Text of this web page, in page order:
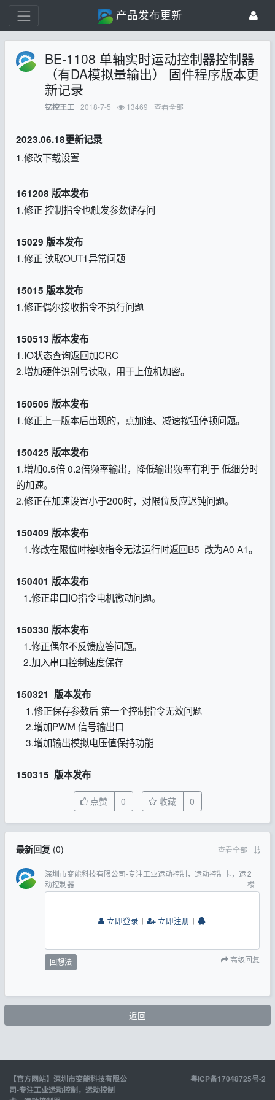
产品发布更新
BE-1108 单轴实时运动控制器控制器
（有DA模拟量输出） 固件程序版本更
新记录
钇控王工 2018-7-5 13469 查看全部
2023.06.18更新记录
1.修改下载设置
161208 版本发布
1.修正 控制指令也触发参数储存问
15029 版本发布
1.修正 读取OUT1异常问题
15015 版本发布
1.修正偶尔接收指令不执行问题
150513 版本发布
1.IO状态查询返回加CRC
2.增加硬件识别号读取，用于上位机加密。
150505 版本发布
1.修正上一版本后出现的，点加速、减速按钮停顿问题。
150425 版本发布
1.增加0.5倍 0.2倍频率输出，降低输出频率有利于 低细分时
的加速。
2.修正在加速设置小于200时，对限位反应迟钝问题。
150409 版本发布
1.修改在限位时接收指令无法运行时返回B5 改为A0 A1。
150401 版本发布
1.修正串口IO指令电机微动问题。
150330 版本发布
1.修正偶尔不反馈应答问题。
2.加入串口控制速度保存
150321 版本发布
1.修正保存参数后 第一个控制指令无效问题
2.增加PWM 信号输出口
3.增加输出模拟电压值保持功能
150315 版本发布
点赞 0 收藏 0
最新回复(0) 查看全部
深圳市变能科技有限公司-专注工业运动控制，运动控制卡，运
动控制器
2
楼
立即登录 丨 立即注册 丨
回想法 高级回复
返回
【官方网站】深圳市变能科技有限公
司-专注工业运动控制，运动控制
粤ICP备17048725号-2